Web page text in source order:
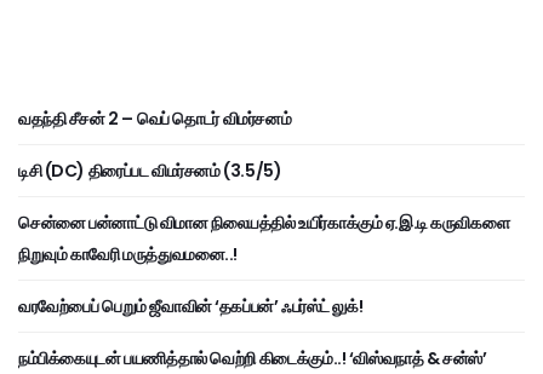
வதந்தி சீசன் 2 – வெப் தொடர் விமர்சனம்
டிசி (DC) திரைப்பட விமர்சனம் (3.5/5)
சென்னை பன்னாட்டு விமான நிலையத்தில் உயிர்காக்கும் ஏ.இ.டி கருவிகளை
நிறுவும் காவேரி மருத்துவமனை..!
வரவேற்பைப் பெறும் ஜீவாவின் ‘தகப்பன்’ ஃபர்ஸ்ட் லுக்!
நம்பிக்கையுடன் பயணித்தால் வெற்றி கிடைக்கும்..! ‘விஸ்வநாத் & சன்ஸ்’